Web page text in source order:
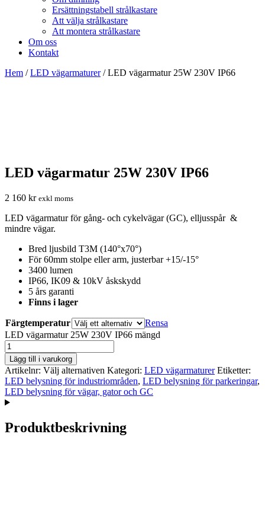
Ersättningstabell strålkastare
Att välja strålkastare
Att montera strålkastare
Om oss
Kontakt
Hem /LED vägarmaturer/ LED vägarmatur 25W 230V IP66
LED vägarmatur 25W 230V IP66
2 160 kr exkl moms
LED vägarmatur för gång- och cykelvägar (GC), elljusspår &
mindre vägar.
Bred ljusbild T3M (140°x70°)
För 60mm stolpe eller arm, justerbar +15/-15°
3400 lumen
IP66, IK09 & 10kV åskskydd
5 års garanti
Finns i lager
Färgtemperatur
Rensa
LED vägarmatur 25W 230V IP66 mängd
Lägg till i varukorg
Artikelnr: Välj alternativen Kategori: LED vägarmaturer Etiketter:
LED belysning för industriområden, LED belysning för parkeringar,
LED belysning för vägar, gator och GC
Produktbeskrivning